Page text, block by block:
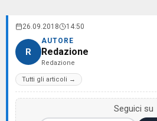
26.09.2018 14:50
R
AUTORE
Redazione
Redazione
Tutti gli articoli →
Seguici su